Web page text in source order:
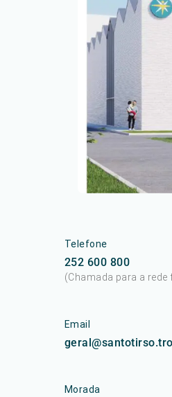
Telefone
252 600 800
(Chamada para a
Email
Morada